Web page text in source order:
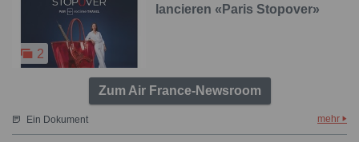
2
lancieren «Paris Stopover»
Zum Air France-Newsroom
Ein Dokument mehr